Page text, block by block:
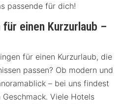
passende für dich!
einen Kurzurlaub –
für einen Kurzurlaub, die
passen? Ob modern und
– bei uns findest
Viele Hotels